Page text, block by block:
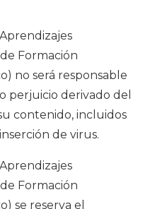
Formación
no será responsable
perjuicio derivado del
contenido, incluidos
de virus.
Formación
se reserva el